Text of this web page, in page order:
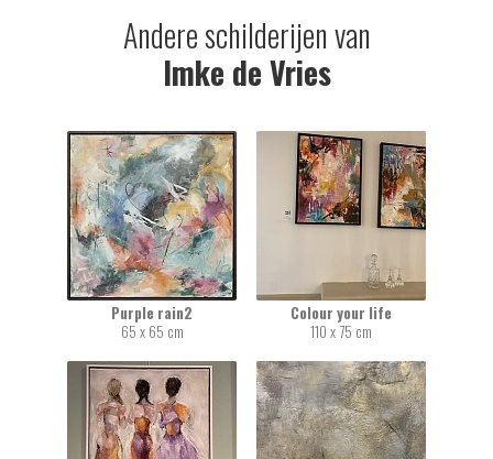
Andere schilderijen van
Imke de Vries
Purple rain2
65 x 65 cm
Colour your life
110 x 75 cm